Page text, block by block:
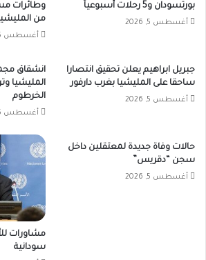
بورتسودان و5 رحلات أسبوعياً
أغسطس 5, 2026
وطائرات
من
أغسطس 5, 2026
جبريل ابراهيم يعلن تحقيق انتصارا
ساحقا على المليشيا بغرب دارفور
أغسطس 5, 2026
انشقاق
المليشيا
الخرطوم
أغسطس 5, 2026
حالات وفاة جديدة لمعتقلين داخل
سجن “دقريس”
أغسطس 5, 2026
مشاورات
سودانية